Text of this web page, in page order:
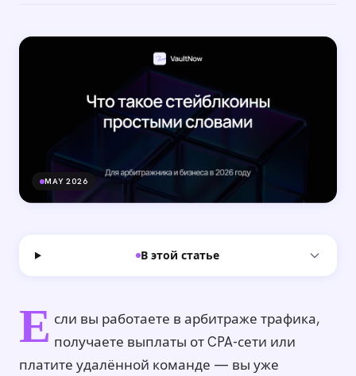
MAY 2026
В этой статье
Е сли вы работаете в арбитраже трафика,
получаете выплаты от CPA-сети или
платите удалённой команде — вы уже